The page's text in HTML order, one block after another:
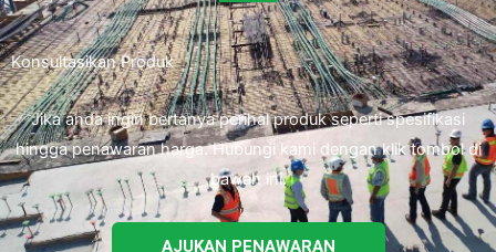
Konsultasikan Produk
Jika anda ingin bertanya perihal produk seperti spesifikasi
hingga penawaran harga. Hubungi kami dengan klik tombol di
bawah ini.
AJUKAN PENAWARAN